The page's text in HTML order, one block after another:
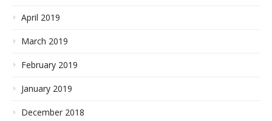
April 2019
March 2019
February 2019
January 2019
December 2018